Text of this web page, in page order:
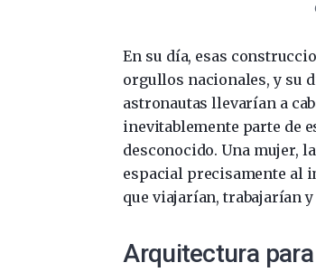
En su día, esas
orgullos nacionales, y su
astronautas llevarían a
inevitablemente parte de
desconocido. Una mujer,
espacial precisamente al
que viajarían, trabajarían
Arquitectura